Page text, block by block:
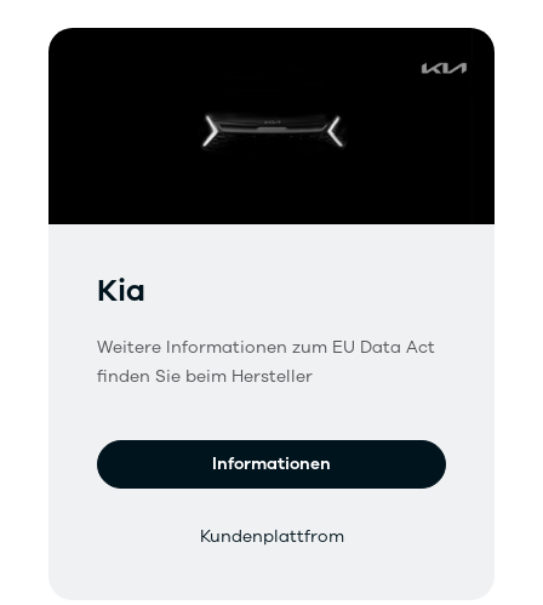
Kia
Weitere Informationen zum EU Data Act
finden Sie beim Hersteller
Informationen
Kundenplattfrom